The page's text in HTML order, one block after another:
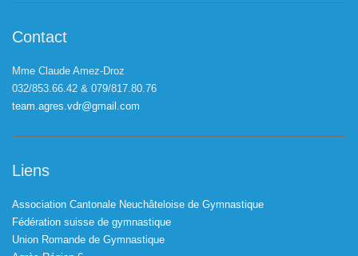
Contact
Mme Claude Amez-Droz
032/853.66.42 & 079/817.80.76
team.agres.vdr@gmail.com
Liens
Association Cantonale Neuchâteloise de Gymnastique
Fédération suisse de gymnastique
Union Romande de Gymnastique